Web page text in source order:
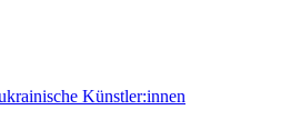
Künstler:innen